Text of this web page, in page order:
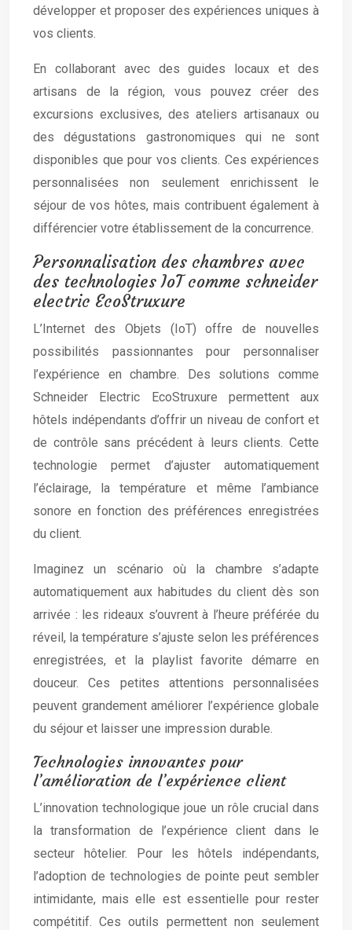
développer et proposer des expériences uniques à
vos clients.
En collaborant avec des guides locaux et des
artisans de la région, vous pouvez créer des
excursions exclusives, des ateliers artisanaux ou
des dégustations gastronomiques qui ne sont
disponibles que pour vos clients. Ces expériences
personnalisées non seulement enrichissent le
séjour de vos hôtes, mais contribuent également à
différencier votre établissement de la concurrence.
Personnalisation des chambres avec
des technologies IoT comme schneider
electric EcoStruxure
L’Internet des Objets (IoT) offre de nouvelles
possibilités passionnantes pour personnaliser
l’expérience en chambre. Des solutions comme
Schneider Electric EcoStruxure permettent aux
hôtels indépendants d’offrir un niveau de confort et
de contrôle sans précédent à leurs clients. Cette
technologie permet d’ajuster automatiquement
l’éclairage, la température et même l’ambiance
sonore en fonction des préférences enregistrées
du client.
Imaginez un scénario où la chambre s’adapte
automatiquement aux habitudes du client dès son
arrivée : les rideaux s’ouvrent à l’heure préférée du
réveil, la température s’ajuste selon les préférences
enregistrées, et la playlist favorite démarre en
douceur. Ces petites attentions personnalisées
peuvent grandement améliorer l’expérience globale
du séjour et laisser une impression durable.
Technologies innovantes pour
l’amélioration de l’expérience client
L’innovation technologique joue un rôle crucial dans
la transformation de l’expérience client dans le
secteur hôtelier. Pour les hôtels indépendants,
l’adoption de technologies de pointe peut sembler
intimidante, mais elle est essentielle pour rester
compétitif. Ces outils permettent non seulement